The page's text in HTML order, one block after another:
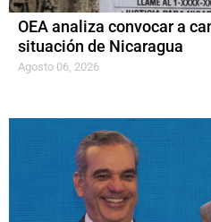
OEA analiza convocar a
situación de Nicaragua
Agosto 06, 2026